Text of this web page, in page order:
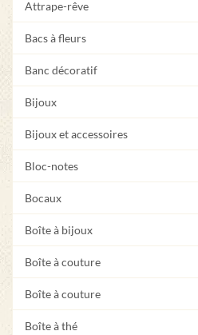
Attrape-rêve
Bacs à fleurs
Banc décoratif
Bijoux
Bijoux et accessoires
Bloc-notes
Bocaux
Boîte à bijoux
Boîte à couture
Boîte à couture
Boîte à thé